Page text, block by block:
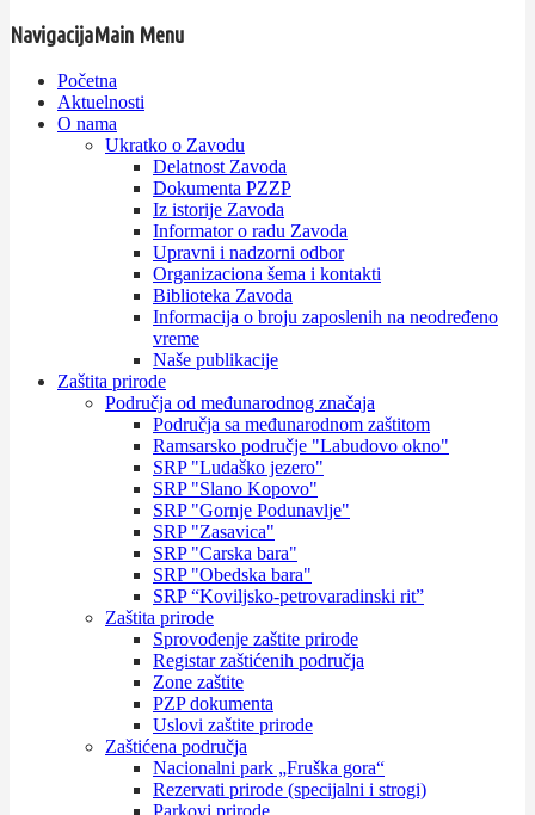
NavigacijaMain Menu
Početna
Aktuelnosti
O nama
Ukratko o Zavodu
Delatnost Zavoda
Dokumenta PZZP
Iz istorije Zavoda
Informator o radu Zavoda
Upravni i nadzorni odbor
Organizaciona šema i kontakti
Biblioteka Zavoda
Informacija o broju zaposlenih na neodređeno
vreme
Naše publikacije
Zaštita prirode
Područja od međunarodnog značaja
Područja sa međunarodnom zaštitom
Ramsarsko područje "Labudovo okno"
SRP "Ludaško jezero"
SRP "Slano Kopovo"
SRP "Gornje Podunavlje"
SRP "Zasavica"
SRP "Carska bara"
SRP "Obedska bara"
SRP “Koviljsko-petrovaradinski rit”
Zaštita prirode
Sprovođenje zaštite prirode
Registar zaštićenih područja
Zone zaštite
PZP dokumenta
Uslovi zaštite prirode
Zaštićena područja
Nacionalni park „Fruška gora“
Rezervati prirode (specijalni i strogi)